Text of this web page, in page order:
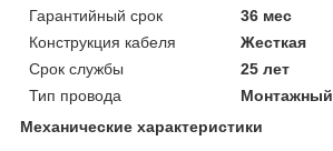
Гарантийный срок
36 мес
Конструкция кабеля
Жесткая
Срок службы
25 лет
Тип провода
Монтажный
Механические характеристики